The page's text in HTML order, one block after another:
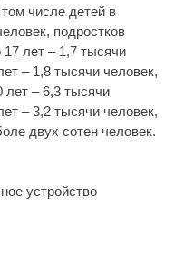
числе детей в
подростков
17 лет – 1,7 тысячи
– 1,8 тысячи человек,
лет – 6,3 тысячи
– 3,2 тысячи человек,
двух сотен человек.
устройство